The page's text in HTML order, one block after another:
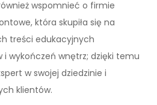
wspomnieć o firmie
która skupiła się na
treści edukacyjnych
wykończeń wnętrz; dzięki temu
w swojej dziedzinie i
klientów.